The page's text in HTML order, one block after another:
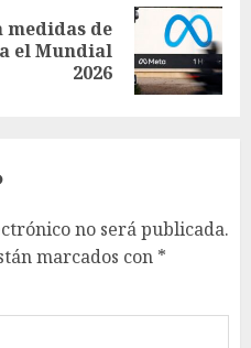
medidas de
el Mundial
2026
no será publicada.
marcados con *